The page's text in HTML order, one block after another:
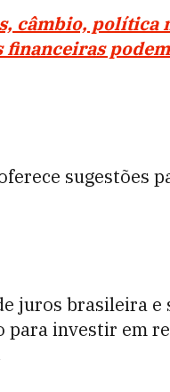
câmbio, política
financeiras
sugestões
juros brasileira e
para investir em